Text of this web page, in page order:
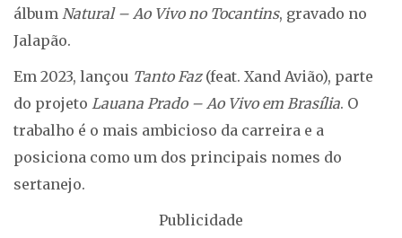
álbum Natural – Ao Vivo no Tocantins, gravado no
Jalapão.
Em 2023, lançou Tanto Faz(feat. Xand Avião), parte
do projeto Lauana Prado – Ao Vivo em Brasília. O
trabalho é o mais ambicioso da carreira e a
posiciona como um dos principais nomes do
sertanejo.
Publicidade